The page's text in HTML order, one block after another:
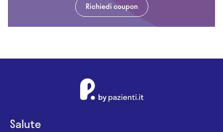
Richiedi coupon
Salute